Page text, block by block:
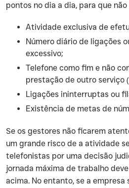
pontos no dia a dia, para que
Atividade exclusiva de
Número diário de ligações
excessivo;
Telefone como fim e não
prestação de outro serviço
Ligações ininterruptas ou
Existência de metas de
‍Se os gestores não ficarem
um grande risco de a atividade
telefonistas por uma decisão
jornada máxima de trabalho
acima. No entanto, se a empresa